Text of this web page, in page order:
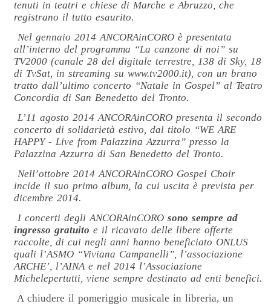
tenuti in teatri e chiese di Marche e Abruzzo, che
registrano il tutto esaurito.
Nel gennaio 2014 ANCORAinCORO è presentata
all’interno del programma “La canzone di noi” su
TV2000 (canale 28 del digitale terrestre, 138 di Sky, 18
di TvSat, in streaming su www.tv2000.it), con un brano
tratto dall’ultimo concerto “Natale in Gospel” al Teatro
Concordia di San Benedetto del Tronto.
L’11 agosto 2014 ANCORAinCORO presenta il secondo
concerto di solidarietà estivo, dal titolo “WE ARE
HAPPY - Live from Palazzina Azzurra” presso la
Palazzina Azzurra di San Benedetto del Tronto.
Nell’ottobre 2014 ANCORAinCORO Gospel Choir
incide il suo primo album, la cui uscita è prevista per
dicembre 2014.
I concerti degli ANCORAinCORO sono sempre ad
ingresso gratuito e il ricavato delle libere offerte
raccolte, di cui negli anni hanno beneficiato ONLUS
quali l’ASMO “Viviana Campanelli”, l’associazione
ARCHE’, l’AINA e nel 2014 l’Associazione
Michelepertutti, viene sempre destinato ad enti benefici.
A chiudere il pomeriggio musicale in libreria, un